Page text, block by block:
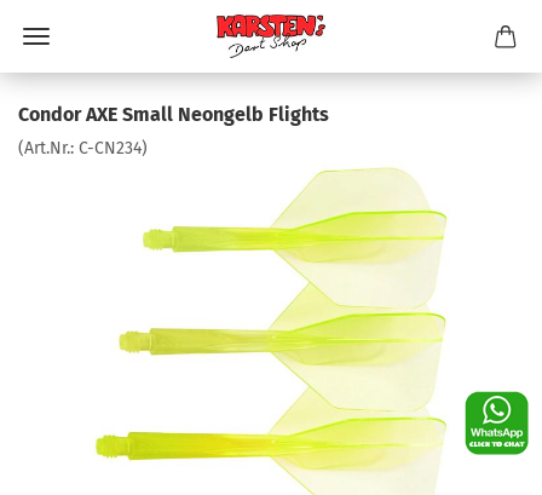
Condor AXE Small Neongelb Flights
(Art.Nr.: C-CN234)